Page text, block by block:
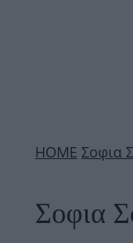
ΗΟΜΕ Σοφια
Σοφια